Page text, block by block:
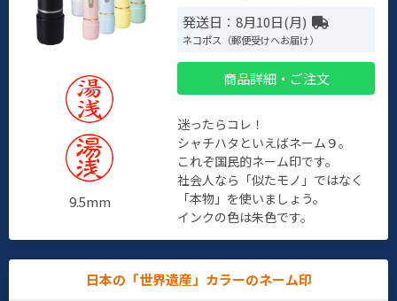
9.5mm
発送日：8月10日(月)
ネコポス（郵便受けへお届け）
商品詳細・ご注文
迷ったらコレ！
シャチハタといえばネーム９。
これぞ国民的ネーム印です。
社会人なら「似たモノ」ではなく
「本物」を使いましょう。
インクの色は朱色です。
日本の「世界遺産」カラーのネーム印